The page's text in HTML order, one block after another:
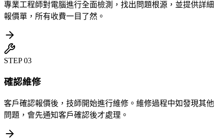
專業工程師對電腦進行全面檢測，找出問題根源，並提供詳細
報價單，所有收費一目了然。
STEP03
確認維修
客戶確認報價後，技師開始進行維修。維修過程中如發現其他
問題，會先通知客戶確認後才處理。